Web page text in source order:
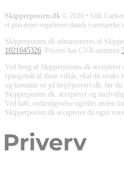
Skipperposten.dk © 2026 • Vilh
et privatejet registreret dansk varemærke
Skipperposten.dk administreres af
1021645326. Priverv har CVR-nummer
Ved brug af Skipperposten.dk accepterer
spørgsmål til disse vilkår, skal du straks
og kontakte os på hej@priverv.dk, før
Skipperposten.dk, accepterer og
Ved køb, ordreafgivelse og/eller anden
Skipperposten.dk accepterer du også